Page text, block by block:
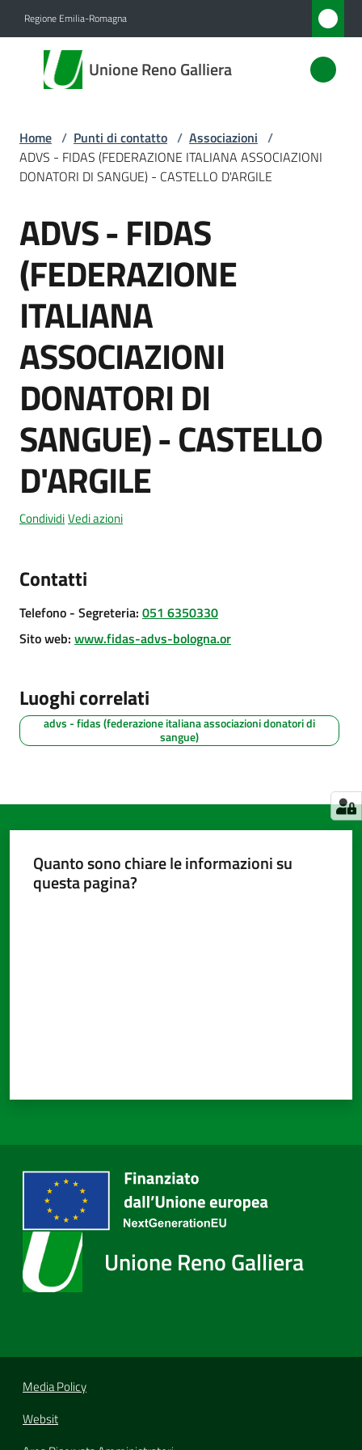
Regione Emilia-Romagna
Unione Reno Galliera
Unione
Reno
Amministrazione
Novità
Servizi
Vivere
l'Unione
Amministrazione
trasparente
Tutti
gli
argomenti...
su
Home / Punti di contatto / Associazioni /
ADVS - FIDAS (FEDERAZIONE ITALIANA ASSOCIAZIONI
DONATORI DI SANGUE) - CASTELLO D'ARGILE
Salta al contenuto
ADVS - FIDAS
(FEDERAZIONE
ITALIANA
ASSOCIAZIONI
DONATORI DI
SANGUE) - CASTELLO
D'ARGILE
CondividiVedi azioni
Contatti
Telefono - Segreteria: 051 6350330
Sito web: www.fidas-advs-bologna.or
Luoghi correlati
advs - fidas (federazione italiana associazioni donatori di
sangue)
Quanto sono chiare le informazioni su
questa pagina?
Unione Reno Galliera
Media Policy
Websit